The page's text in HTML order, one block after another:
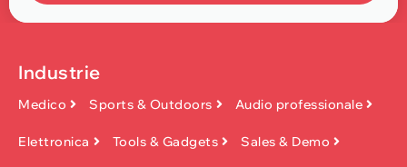
Industrie
Medico Sports & Outdoors Audio professionale
Elettronica Tools & Gadgets Sales & Demo